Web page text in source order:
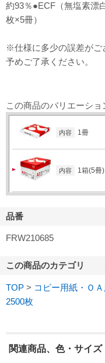
約93％●ECF（無塩素漂
枚×5冊）
※仕様に多少の誤差がご
予めご了承ください。
この商品のバリエーショ
内容 1冊
内容 1箱(5冊)
品番
FRW210685
この商品のカテゴリ
TOP > コピー用紙・Ｏ
2500枚
関連商品、色・サイ